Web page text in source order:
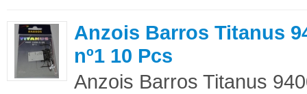
Anzois Barros Titanus
nº1 10 Pcs
Anzois Barros Titanus